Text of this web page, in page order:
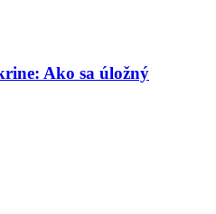
Ako sa úložný